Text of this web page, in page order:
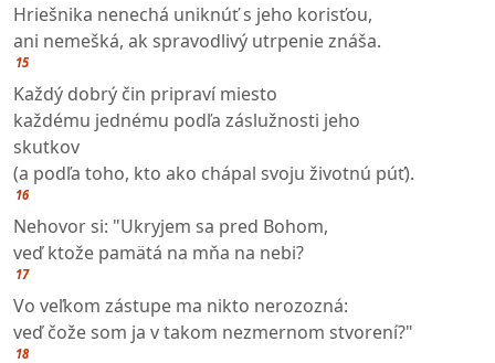
Hriešnika nenechá uniknúť s jeho korisťou,
ani nemešká, ak spravodlivý utrpenie znáša.
15
Každý dobrý čin pripraví miesto
každému jednému podľa záslužnosti jeho
skutkov
(a podľa toho, kto ako chápal svoju životnú púť).
16
Nehovor si: "Ukryjem sa pred Bohom,
veď ktože pamätá na mňa na nebi?
17
Vo veľkom zástupe ma nikto nerozozná:
veď čože som ja v takom nezmernom stvorení?"
18